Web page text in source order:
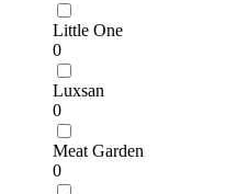
Little One
0
Luxsan
0
Meat Garden
0